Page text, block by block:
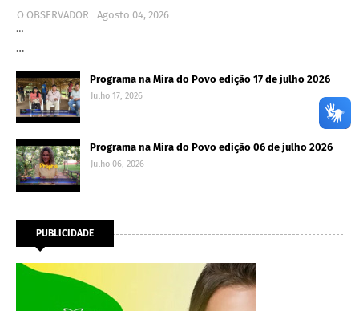
O OBSERVADOR
Agosto 04, 2026
…
…
Programa na Mira do Povo edição 17 de julho 2026
Julho 17, 2026
Programa na Mira do Povo edição 06 de julho 2026
Julho 06, 2026
PUBLICIDADE